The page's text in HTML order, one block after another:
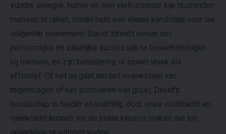
inzicht, energie, humor en een verfrissende kijk duizenden
mensen te raken, maakt hem een ideale kandidaat voor uw
volgende evenement. David streeft ernaar om
persoonlijke en zakelijke successen te bewerkstelligen
bij mensen, en zijn benadering is zowel uniek als
effectief. Of het nu gaat om het overwinnen van
tegenslagen of het stimuleren van groei, David’s
boodschap is helder en krachtig: door onze wilskracht en
veerkracht kunnen we de juiste keuzes maken die tot